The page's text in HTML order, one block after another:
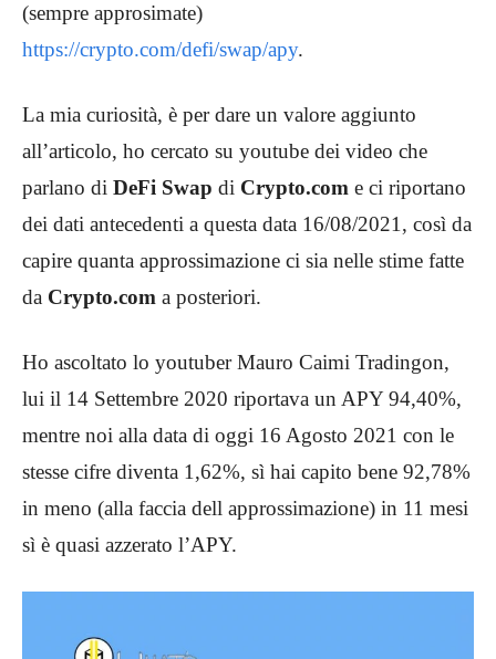
(sempre approsimate)
https://crypto.com/defi/swap/apy.
La mia curiosità, è per dare un valore aggiunto
all’articolo, ho cercato su youtube dei video che
parlano di DeFi Swap di Crypto.com e ci riportano
dei dati antecedenti a questa data 16/08/2021, così da
capire quanta approssimazione ci sia nelle stime fatte
da Crypto.com a posteriori.
Ho ascoltato lo youtuber Mauro Caimi Tradingon,
lui il 14 Settembre 2020 riportava un APY 94,40%,
mentre noi alla data di oggi 16 Agosto 2021 con le
stesse cifre diventa 1,62%, sì hai capito bene 92,78%
in meno (alla faccia dell approssimazione) in 11 mesi
sì è quasi azzerato l’APY.